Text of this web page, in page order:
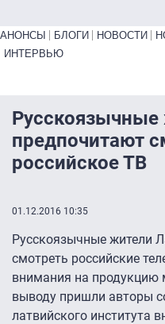
Primary links bottom
АНОНСЫ БЛОГИ НОВОСТИ
ИНТЕРВЬЮ
Русскоязычные
предпочитают
российское ТВ
01.12.2016 10:35
Русскоязычные жители
смотреть российские
внимания на
выводу пришли авторы
латвийского института